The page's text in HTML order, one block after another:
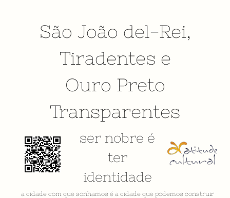
São João del-Rei,
Tiradentes e
Ouro Preto
Transparentes
ser nobre é
ter
identidade
a cidade com que sonhamos é a cidade que podemos construir